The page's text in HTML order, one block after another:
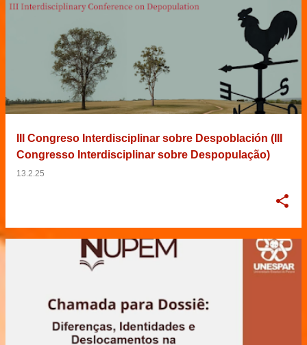
III Congreso Interdisciplinar sobre Despoblación (III
Congresso Interdisciplinar sobre Despopulação)
13.2.25